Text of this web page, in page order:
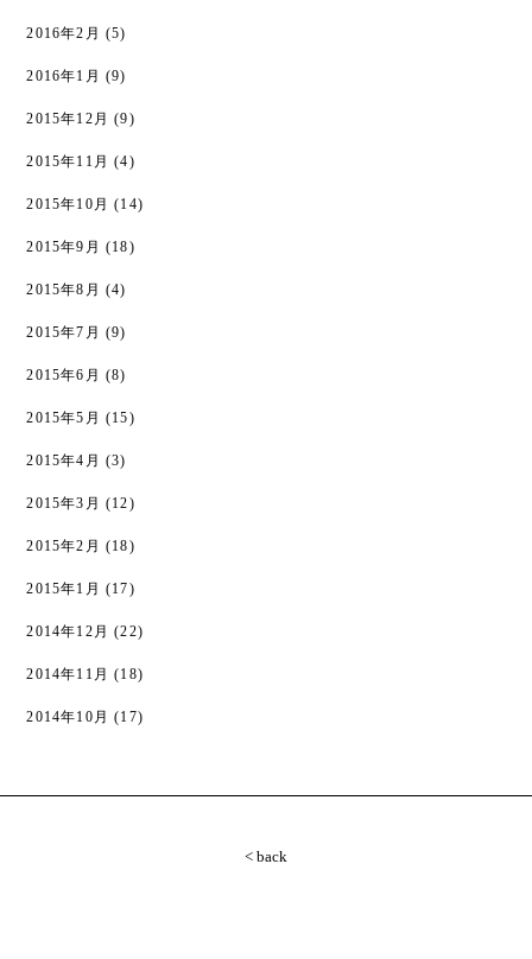
2016年2月 (5)
2016年1月 (9)
2015年12月 (9)
2015年11月 (4)
2015年10月 (14)
2015年9月 (18)
2015年8月 (4)
2015年7月 (9)
2015年6月 (8)
2015年5月 (15)
2015年4月 (3)
2015年3月 (12)
2015年2月 (18)
2015年1月 (17)
2014年12月 (22)
2014年11月 (18)
2014年10月 (17)
< back